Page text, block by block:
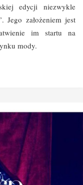
edycji niezwykle
Jego założeniem jest
im startu na
mody.